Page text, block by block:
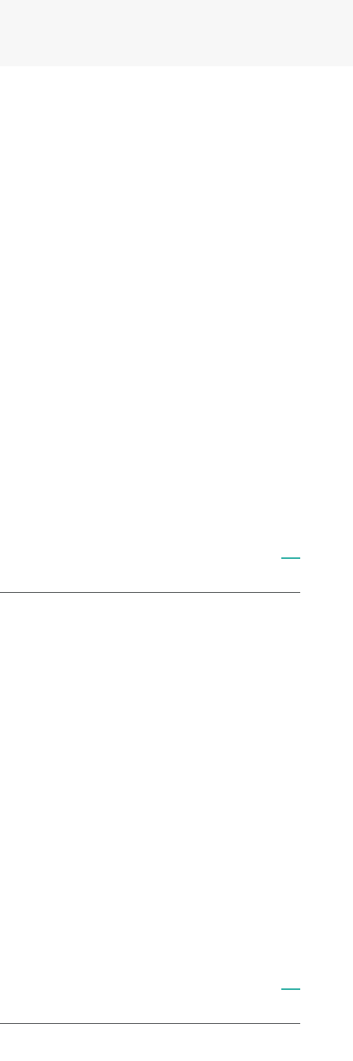
International
réels.
de TCJ, Jean Charest, apportera une
Laurentides
: le Plan Nord. Ce plan vise le territoire situé
ayant permis au Québec de maintenir sa
et les États-Unis.
Charest a mené de nombreuses missions
Il a notamment été l’hôte du
des négociations de l’OMC.
a adopté une loi exigeant la parité hommes-
comptait autant de femmes que d’hommes